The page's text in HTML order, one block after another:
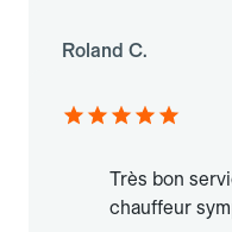
Roland C.
Très bon
chauffeur